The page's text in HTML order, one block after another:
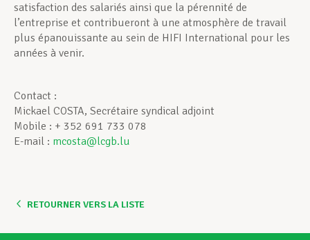
satisfaction des salariés ainsi que la pérennité de
l’entreprise et contribueront à une atmosphère de travail
plus épanouissante au sein de HIFI International pour les
années à venir.
Contact :
Mickael COSTA, Secrétaire syndical adjoint
Mobile : + 352 691 733 078
E-mail : mcosta@lcgb.lu
RETOURNER VERS LA LISTE